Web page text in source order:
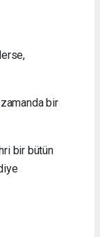
bir
bir bütün